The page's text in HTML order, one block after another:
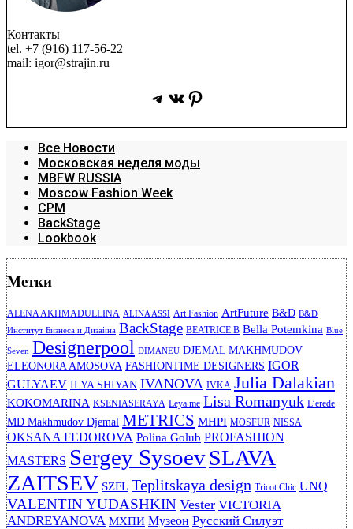
Контакты
tel. +7 (916) 117-56-22
mail: igor@strajin.ru
Telegram
ВКонтакте
Pinterest
Все Новости
Московская неделя моды
MBFW RUSSIA
Moscow Fashion Week
CPM
BackStage
Lookbook
Метки
ALENA AKHMADULLINA ALINA ASSI Art Fashion ArtFuture B&D B&D
Институт Бизнеса и Дизайна BackStage BEATRICE.B Bella Potemkina Blue
Seven Designerpool DIMANEU DJEMAL MAKHMUDOV
ELEONORA AMOSOVA FASHIONTIME DESIGNERS IGOR
GULYAEV ILYA SHIYAN IVANOVA IVKA Julia Dalakian
KOKOMARINA KSENIASERAYA Leya me Lisa Romanyuk L’erede
MD Makhmudov Djemal METRICS MHPI MOSFUR NISSA
OKSANA FEDOROVA Polina Golub PROFASHION
MASTERS Sergey SysoevSLAVA
ZAITSEV SZFL Teplitskaya design Tricot Chic UNQ
VALENTIN YUDASHKIN Vester VICTORIA
ANDREYANOVA МХПИ Музеон Русский Силуэт